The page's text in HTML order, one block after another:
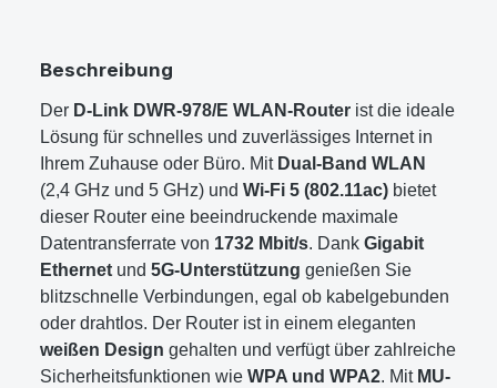
Beschreibung
Der D-Link DWR-978/E WLAN-Router ist die ideale
Lösung für schnelles und zuverlässiges Internet in
Ihrem Zuhause oder Büro. Mit Dual-Band WLAN
(2,4 GHz und 5 GHz) und Wi-Fi 5 (802.11ac) bietet
dieser Router eine beeindruckende maximale
Datentransferrate von 1732 Mbit/s. Dank Gigabit
Ethernet und 5G-Unterstützung genießen Sie
blitzschnelle Verbindungen, egal ob kabelgebunden
oder drahtlos. Der Router ist in einem eleganten
weißen Design gehalten und verfügt über zahlreiche
Sicherheitsfunktionen wie WPA und WPA2. Mit MU-